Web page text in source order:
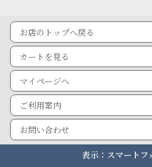
お店のトップへ戻る
カートを見る
マイページへ
ご利用案内
お問い合わせ
表示：スマートフ